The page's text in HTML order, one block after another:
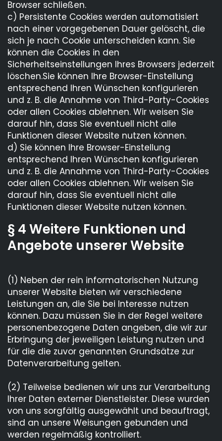
Browser schließen.
c) Persistente Cookies werden automatisiert
nach einer vorgegebenen Dauer gelöscht, die
sich je nach Cookie unterscheiden kann. Sie
können die Cookies in den
Sicherheitseinstellungen Ihres Browsers jederzeit
löschen.Sie können Ihre Browser-Einstellung
entsprechend Ihren Wünschen konfigurieren
und z. B. die Annahme von Third-Party-Cookies
oder allen Cookies ablehnen. Wir weisen Sie
darauf hin, dass Sie eventuell nicht alle
Funktionen dieser Website nutzen können.
d) Sie können Ihre Browser-Einstellung
entsprechend Ihren Wünschen konfigurieren
und z. B. die Annahme von Third-Party-Cookies
oder allen Cookies ablehnen. Wir weisen Sie
darauf hin, dass Sie eventuell nicht alle
Funktionen dieser Website nutzen können.
§ 4 Weitere Funktionen und
Angebote unserer Website
(1) Neben der rein informatorischen Nutzung
unserer Website bieten wir verschiedene
Leistungen an, die Sie bei Interesse nutzen
können. Dazu müssen Sie in der Regel weitere
personenbezogene Daten angeben, die wir zur
Erbringung der jeweiligen Leistung nutzen und
für die die zuvor genannten Grundsätze zur
Datenverarbeitung gelten.
(2) Teilweise bedienen wir uns zur Verarbeitung
Ihrer Daten externer Dienstleister. Diese wurden
von uns sorgfältig ausgewählt und beauftragt,
sind an unsere Weisungen gebunden und
werden regelmäßig kontrolliert.